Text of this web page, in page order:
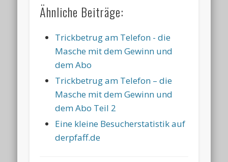
Ähnliche Beiträge:
Trickbetrug am Telefon - die
Masche mit dem Gewinn und
dem Abo
Trickbetrug am Telefon – die
Masche mit dem Gewinn und
dem Abo Teil 2
Eine kleine Besucherstatistik auf
derpfaff.de